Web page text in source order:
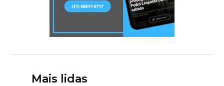
Mais lidas